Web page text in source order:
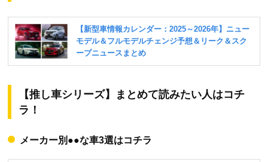
【推し車シリーズ】まとめて読みたい人はコチ
ラ！
メーカー別●●な車3選はコチラ